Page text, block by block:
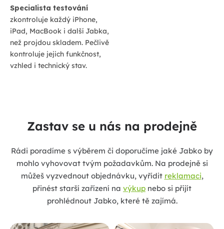
Specialista testování
zkontroluje každý iPhone,
iPad, MacBook i další Jabka,
než projdou skladem. Pečlivě
kontroluje jejich funkčnost,
vzhled i technický stav.
Zastav se u nás na prodejně
Rádi poradíme s výběrem či doporučíme jaké Jabko by
mohlo vyhovovat tvým požadavkům. Na prodejně si
můžeš vyzvednout objednávku, vyřídit reklamaci,
přinést starší zařízení na výkup nebo si přijít
prohlédnout Jabko, které tě zajímá.